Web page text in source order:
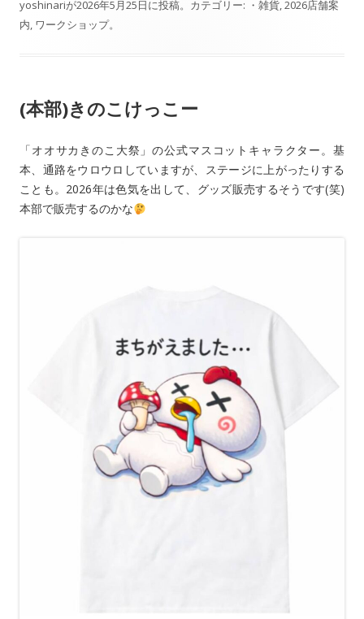
e e
b
k
yoshinariが2026年5月25日に投稿。カテゴリー: ・雑貨,2026店舗案
内, ワークショップ。
(本部)きのこけっこー
「オオサカきのこ大祭」の公式マスコットキャラクター。基
本、通路をウロウロしていますが、ステージに上がったりする
ことも。2026年は色気を出して、グッズ販売するそうです(笑)
本部で販売するのかな